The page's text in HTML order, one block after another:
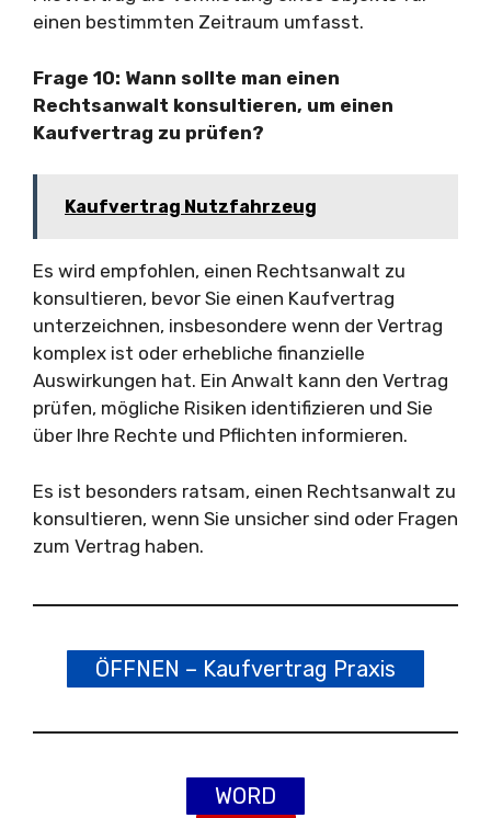
einen bestimmten Zeitraum umfasst.
Frage 10: Wann sollte man einen
Rechtsanwalt konsultieren, um einen
Kaufvertrag zu prüfen?
Kaufvertrag Nutzfahrzeug
Es wird empfohlen, einen Rechtsanwalt zu
konsultieren, bevor Sie einen Kaufvertrag
unterzeichnen, insbesondere wenn der Vertrag
komplex ist oder erhebliche finanzielle
Auswirkungen hat. Ein Anwalt kann den Vertrag
prüfen, mögliche Risiken identifizieren und Sie
über Ihre Rechte und Pflichten informieren.
Es ist besonders ratsam, einen Rechtsanwalt zu
konsultieren, wenn Sie unsicher sind oder Fragen
zum Vertrag haben.
ÖFFNEN – Kaufvertrag Praxis
WORD